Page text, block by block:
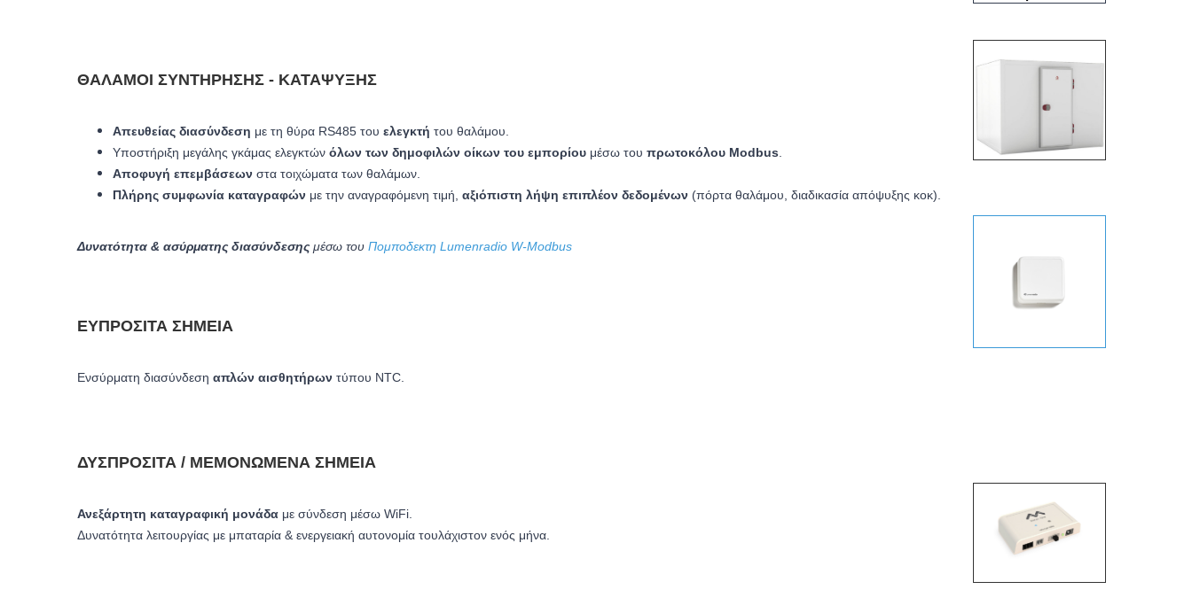
ΘΆΛΑΜΟΙ ΣΥΝΤΉΡΗΣΗΣ - ΚΑΤΆΨΥΞΗΣ
Απευθείας διασύνδεση με τη θύρα RS485 του ελεγκτή του θαλάμου.
Υποστήριξη μεγάλης γκάμας ελεγκτών όλων των δημοφιλών οίκων του εμπορίου μέσω του πρωτοκόλου Modbus
Αποφυγή επεμβάσεων στα τοιχώματα των θαλάμων.
Πλήρης συμφωνία καταγραφών με την αναγραφόμενη τιμή, αξιόπιστη λήψη επιπλέον δεδομένων (πόρτα θαλάμου, διαδικασία απόψυξης κοκ).
Δυνατότητα & ασύρματης διασύνδεσης μέσω του Πομποδεκτη Lumenradio W-Modbus
ΕΥΠΡΌΣΙΤΑ ΣΗΜΕΊΑ
Ενσύρματη διασύνδεση απλών αισθητήρων τύπου NTC.
ΔΥΣΠΡΌΣΙΤΑ / ΜΕΜΟΝΩΜΈΝΑ ΣΗΜΕΊΑ
Ανεξάρτητη καταγραφική μονάδα με σύνδεση μέσω WiFi.
Δυνατότητα λειτουργίας με μπαταρία & ενεργειακή αυτονομία τουλάχιστον ενός μήνα.